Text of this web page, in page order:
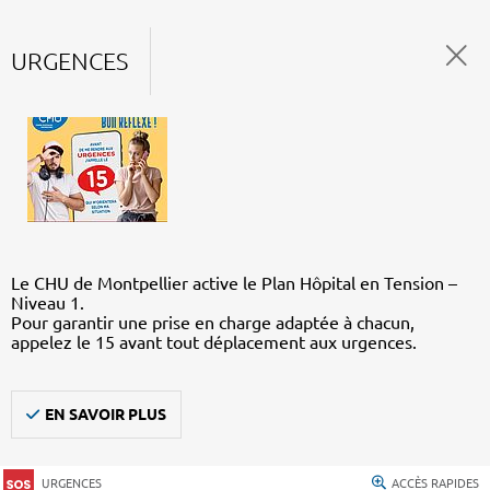
URGENCES
Le CHU de Montpellier active le Plan Hôpital en Tension –
Niveau 1.
Pour garantir une prise en charge adaptée à chacun,
appelez le 15 avant tout déplacement aux urgences.
EN SAVOIR PLUS
URGENCES ACCÈS RAPIDES